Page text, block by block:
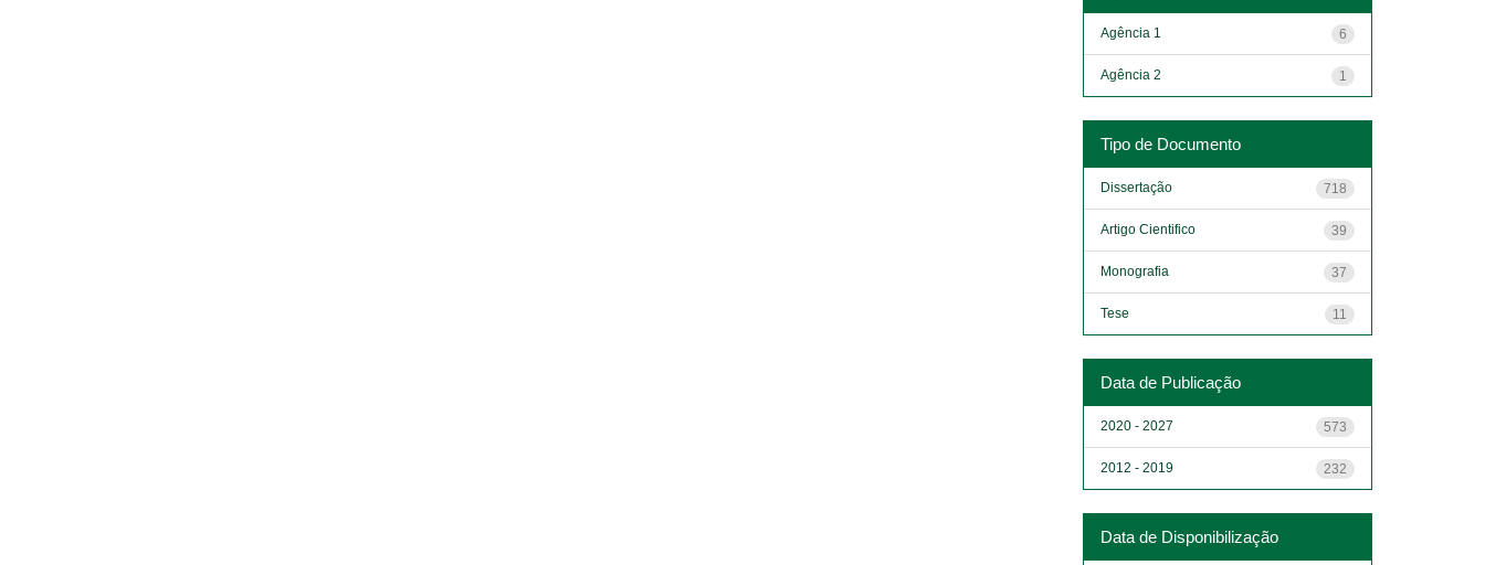
6
Agência 1
1
Agência 2
Tipo de Documento
718
Dissertação
39
Artigo Cientifico
37
Monografia
11
Tese
Data de Publicação
573
2020 - 2027
232
2012 - 2019
Data de Disponibilização